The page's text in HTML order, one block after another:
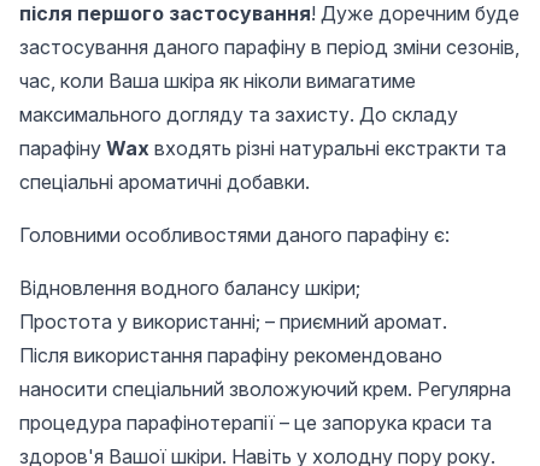
після першого застосування! Дуже доречним буде
застосування даного парафіну в період зміни сезонів,
час, коли Ваша шкіра як ніколи вимагатиме
максимального догляду та захисту. До складу
парафіну Wax входять різні натуральні екстракти та
спеціальні ароматичні добавки.
Головними особливостями даного парафіну є:
Відновлення водного балансу шкіри;
Простота у використанні; – приємний аромат.
Після використання парафіну рекомендовано
наносити спеціальний зволожуючий крем. Регулярна
процедура парафінотерапії – це запорука краси та
здоров'я Вашої шкіри. Навіть у холодну пору року.